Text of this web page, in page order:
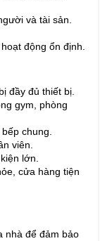
và tài sản.
động ổn định.
đầy đủ thiết bị.
gym, phòng
chung.
viên.
lớn.
cửa hàng tiện
nhà để đảm bảo